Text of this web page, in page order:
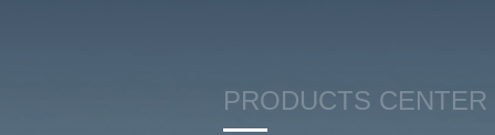
PRODUCTS CENTER